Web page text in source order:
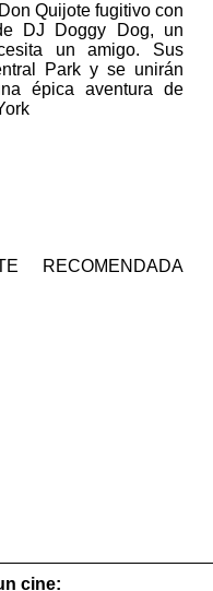
Quijote fugitivo con
DJ Doggy Dog, un
un amigo. Sus
Park y se unirán
épica aventura de
RECOMENDADA
cine: